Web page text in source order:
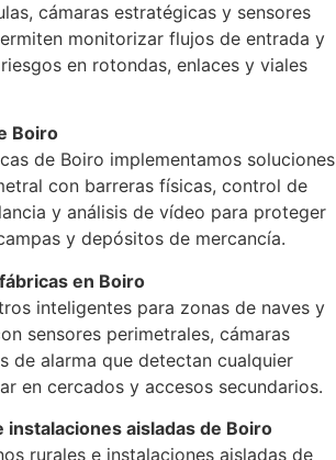
cámaras estratégicas y sensores
monitorizar flujos de entrada y
en rotondas, enlaces y viales
Boiro
de Boiro implementamos soluciones
con barreras físicas, control de
y análisis de vídeo para proteger
y depósitos de mercancía.
en Boiro
inteligentes para zonas de naves y
sensores perimetrales, cámaras
de alarma que detectan cualquier
en cercados y accesos secundarios.
instalaciones aisladas de Boiro
rurales e instalaciones aisladas de